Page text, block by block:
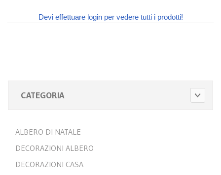
Devi effettuare login per vedere tutti i prodotti!
CATEGORIA
ALBERO DI NATALE
DECORAZIONI ALBERO
DECORAZIONI CASA